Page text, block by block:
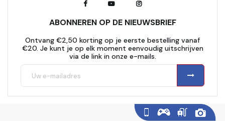
ABONNEREN OP DE NIEUWSBRIEF
Ontvang €2,50 korting op je eerste bestelling vanaf
€20. Je kunt je op elk moment eenvoudig uitschrijven
via de link in onze e-mails.